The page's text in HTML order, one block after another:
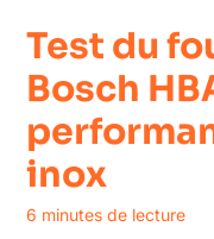
Test du
Bosch
inox
6 minutes de lecture